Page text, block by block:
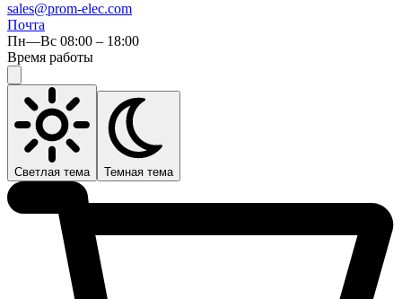
sales@prom-elec.com
Почта
Пн—Вс 08:00 – 18:00
Время работы
Светлая тема Темная тема